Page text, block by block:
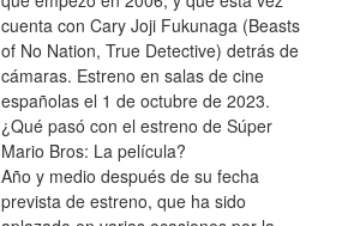
cuenta con Cary Joji Fukunaga (Beasts
of No Nation, True Detective) detrás de
cámaras. Estreno en salas de cine
españolas el 1 de octubre de 2023.
¿Qué pasó con el estreno de Súper
Mario Bros: La película?
Año y medio después de su fecha
prevista de estreno, que ha sido